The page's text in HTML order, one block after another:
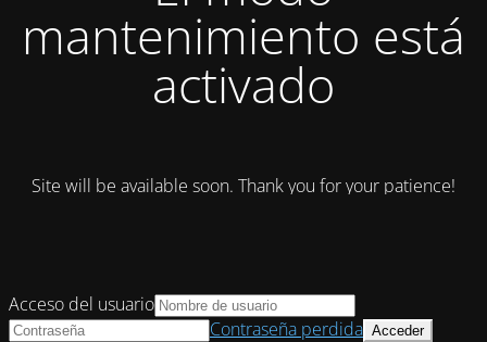
mantenimiento está
activado
Site will be available soon. Thank you for your patience!
Acceso del usuario
Contraseña perdida